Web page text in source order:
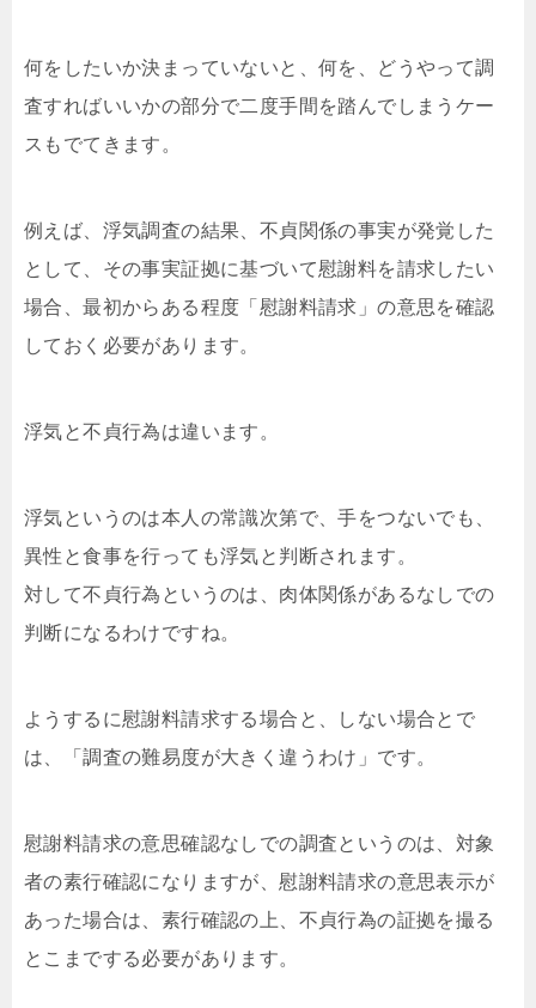
何をしたいか決まっていないと、何を、どうやって調
査すればいいかの部分で二度手間を踏んでしまうケー
スもでてきます。
例えば、浮気調査の結果、不貞関係の事実が発覚した
として、その事実証拠に基づいて慰謝料を請求したい
場合、最初からある程度「慰謝料請求」の意思を確認
しておく必要があります。
浮気と不貞行為は違います。
浮気というのは本人の常識次第で、手をつないでも、
異性と食事を行っても浮気と判断されます。
対して不貞行為というのは、肉体関係があるなしでの
判断になるわけですね。
ようするに慰謝料請求する場合と、しない場合とで
は、「調査の難易度が大きく違うわけ」です。
慰謝料請求の意思確認なしでの調査というのは、対象
者の素行確認になりますが、慰謝料請求の意思表示が
あった場合は、素行確認の上、不貞行為の証拠を撮る
とこまでする必要があります。